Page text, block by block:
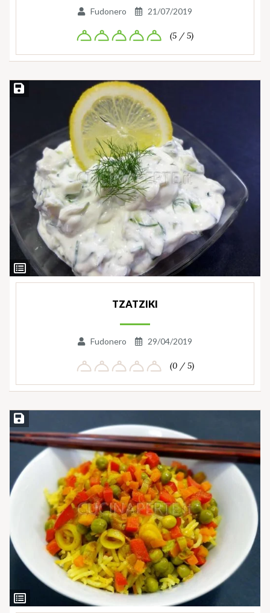
Fudonero 21/07/2019
(5 / 5)
Ingredienti
Salva ricetta
TZATZIKI
Fudonero 29/04/2019
(0 / 5)
Ingredienti
Salva ricetta